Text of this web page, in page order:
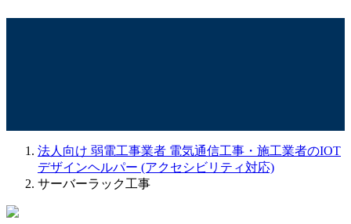
法人向け 弱電工事業者 電気通信工事・施工業者のIOT
デザインヘルパー (アクセシビリティ対応)
サーバーラック工事